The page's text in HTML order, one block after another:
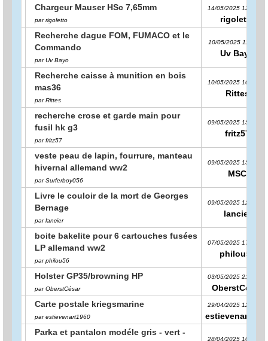
Chargeur Mauser HSc 7,65mm
par rigoletto
14/05/2025 12:16:25
rigoletto
Recherche dague FOM, FUMACO et le
Commando
par Uv Bayo
10/05/2025 11:30:21
Uv Bayo
Recherche caisse à munition en bois
mas36
par Rittes
10/05/2025 10:19:45
Rittes
recherche crose et garde main pour
fusil hk g3
par fritz57
09/05/2025 15:55:05
fritz57
veste peau de lapin, fourrure, manteau
hivernal allemand ww2
par Surferboy056
09/05/2025 15:49:38
MSC
Livre le couloir de la mort de Georges
Bernage
par lancier
09/05/2025 12:58:58
lancier
boite bakelite pour 6 cartouches fusées
LP allemand ww2
par philou56
07/05/2025 17:20:25
philou56
Holster GP35/browning HP
par OberstCésar
03/05/2025 21:08:41
OberstCésar
Carte postale kriegsmarine
par estievenart1960
29/04/2025 12:50:36
Parka et pantalon modéle gris - vert -
28/04/2025 10:31:23